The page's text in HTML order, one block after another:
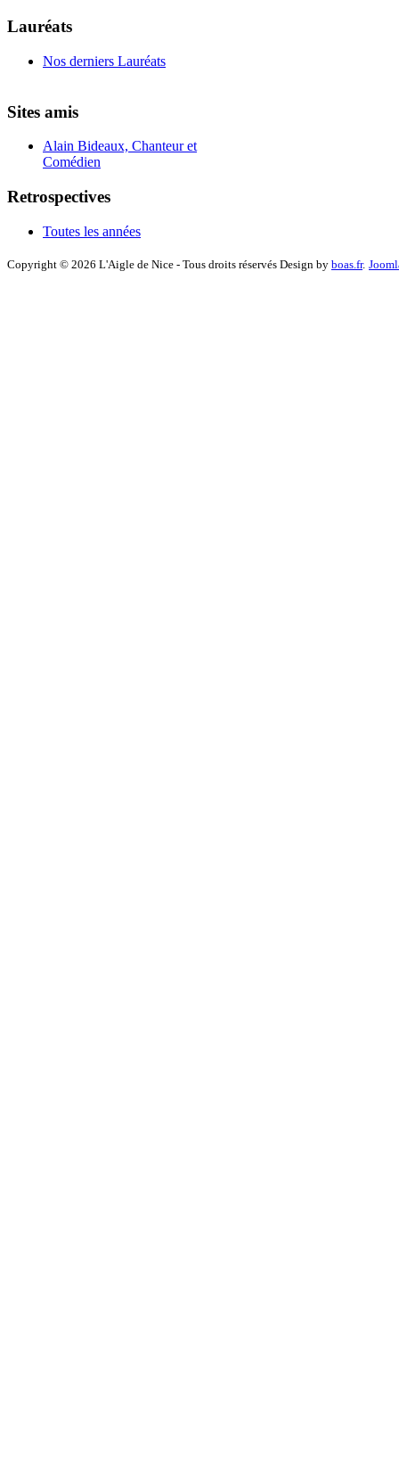
Lauréats
Nos derniers Lauréats
Sites amis
Alain Bideaux, Chanteur et
Comédien
Retrospectives
Toutes les années
Copyright © 2026 L'Aigle de Nice - Tous droits réservés Design by boas.fr.